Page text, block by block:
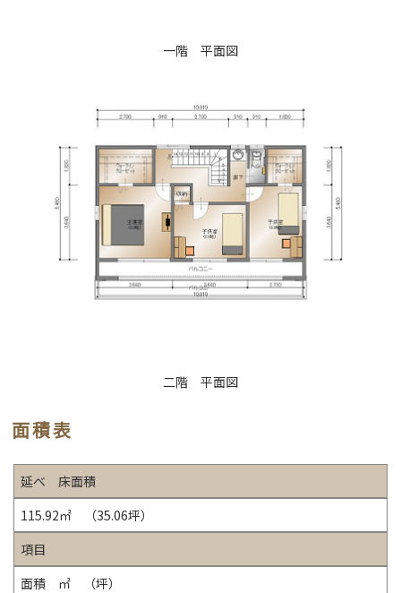
一階 平面図
二階 平面図
面積表
延べ 床面積
115.92㎡ （35.06坪）
項目
面積 ㎡ （坪）